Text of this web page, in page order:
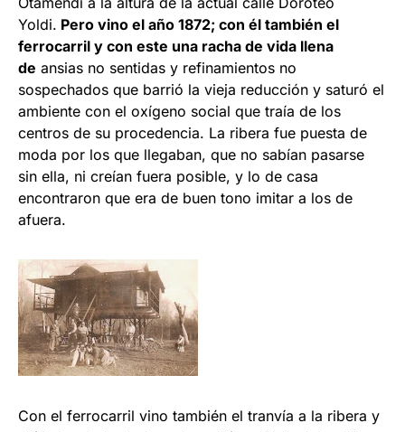
Yoldi. Pero vino el año 1872; con él también el
ferrocarril y con este una racha de vida llena
de ansias no sentidas y refinamientos no
sospechados que barrió la vieja reducción y saturó el
ambiente con el oxígeno social que traía de los
centros de su procedencia. La ribera fue puesta de
moda por los que llegaban, que no sabían pasarse
sin ella, ni creían fuera posible, y lo de casa
encontraron que era de buen tono imitar a los de
afuera.
Con el ferrocarril vino también el tranvía a la ribera y